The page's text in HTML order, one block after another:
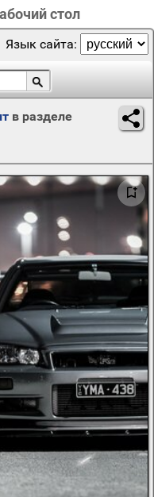
стол
Язык сайта:
в разделе